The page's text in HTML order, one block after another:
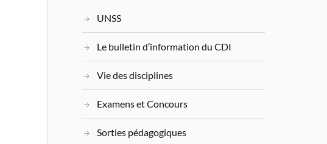
UNSS
Le bulletin d’information du CDI
Vie des disciplines
Examens et Concours
Sorties pédagogiques